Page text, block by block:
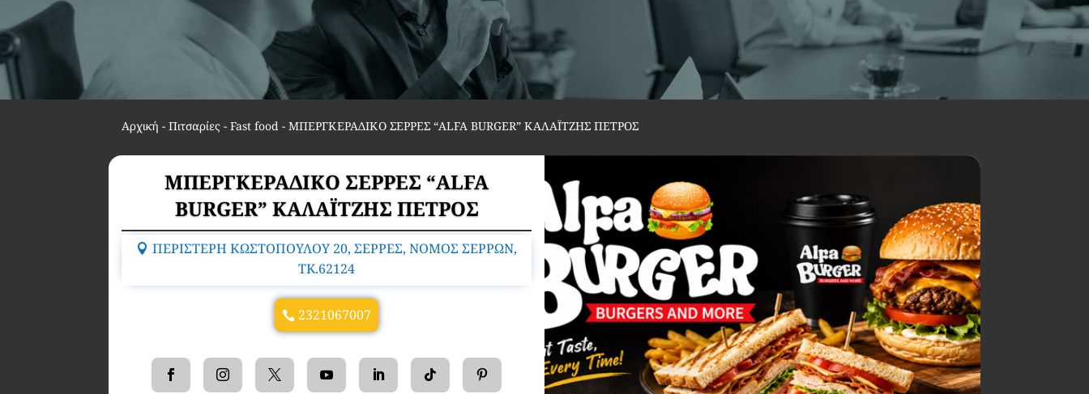
Αρχική -Πιτσαρίες - Fast food -ΜΠΕΡΓΚΕΡΑΔΙΚΟ ΣΕΡΡΕΣ “ALFA BURGER” ΚΑΛΑΪΤΖΗΣ ΠΕΤΡΟΣ
ΜΠΕΡΓΚΕΡΑΔΙΚΟ ΣΕΡΡΕΣ “ALFA
BURGER” ΚΑΛΑΪΤΖΗΣ ΠΕΤΡΟΣ
ΠΕΡΙΣΤΕΡΗ ΚΩΣΤΟΠΟΥΛΟΥ 20, ΣΕΡΡΕΣ, ΝΟΜΟΣ ΣΕΡΡΩΝ,
TK.62124
2321067007